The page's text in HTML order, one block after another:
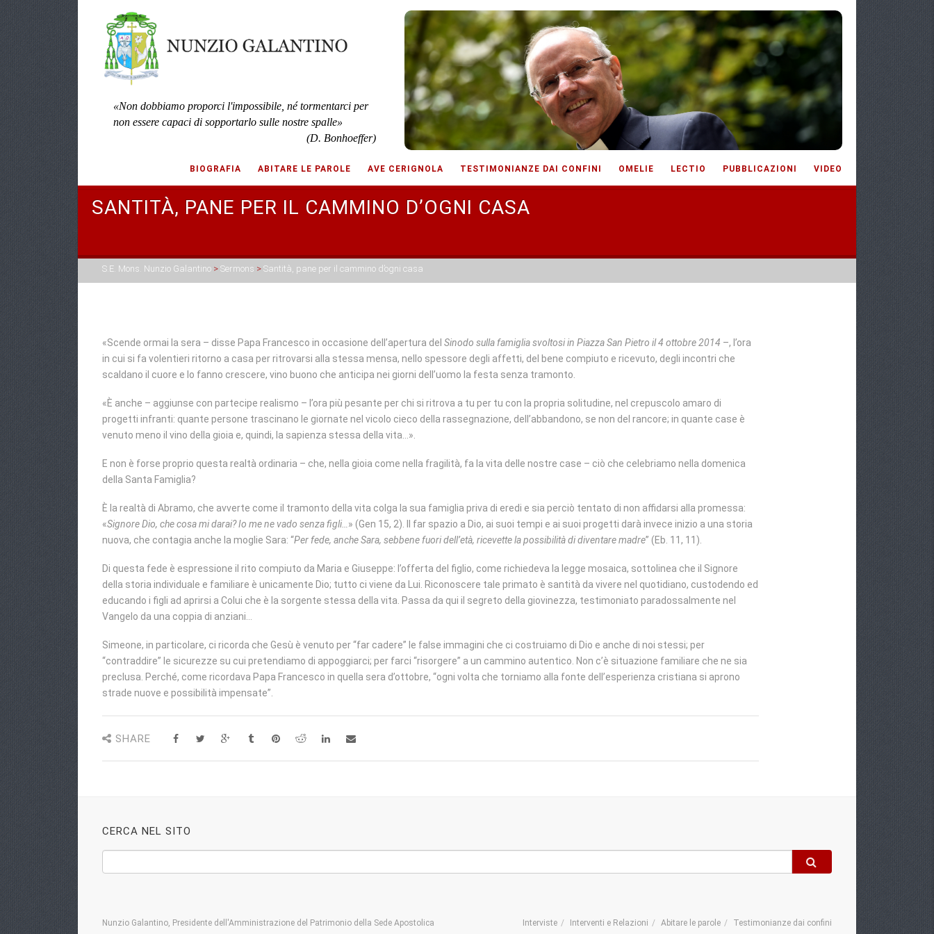
«Non dobbiamo proporci l'impossibile, né tormentarci per
non essere capaci di sopportarlo sulle nostre spalle»
(D. Bonhoeffer)
BIOGRAFIA ABITARE LE PAROLE AVE CERIGNOLA TESTIMONIANZE DAI CONFINI OMELIE LECTIO PUBBLICAZIONI VIDEO
SANTITÀ, PANE PER IL CAMMINO D’OGNI CASA
S.E. Mons. Nunzio Galantino > Sermons > Santità, pane per il cammino d’ogni casa
«Scende ormai la sera – disse Papa Francesco in occasione dell’apertura del Sinodo sulla famiglia svoltosi in Piazza San Pietro il 4 ottobre 2014 –, l’ora
in cui si fa volentieri ritorno a casa per ritrovarsi alla stessa mensa, nello spessore degli affetti, del bene compiuto e ricevuto, degli incontri che
scaldano il cuore e lo fanno crescere, vino buono che anticipa nei giorni dell’uomo la festa senza tramonto.
«È anche – aggiunse con partecipe realismo – l’ora più pesante per chi si ritrova a tu per tu con la propria solitudine, nel crepuscolo amaro di
progetti infranti: quante persone trascinano le giornate nel vicolo cieco della rassegnazione, dell’abbandono, se non del rancore; in quante case è
venuto meno il vino della gioia e, quindi, la sapienza stessa della vita…».
E non è forse proprio questa realtà ordinaria – che, nella gioia come nella fragilità, fa la vita delle nostre case – ciò che celebriamo nella domenica
della Santa Famiglia?
È la realtà di Abramo, che avverte come il tramonto della vita colga la sua famiglia priva di eredi e sia perciò tentato di non affidarsi alla promessa:
«Signore Dio, che cosa mi darai? Io me ne vado senza figli… » (Gen 15, 2). Il far spazio a Dio, ai suoi tempi e ai suoi progetti darà invece inizio a una storia
nuova, che contagia anche la moglie Sara: “Per fede, anche Sara, sebbene fuori dell’età, ricevette la possibilità di diventare madre” (Eb. 11, 11).
Di questa fede è espressione il rito compiuto da Maria e Giuseppe: l’offerta del figlio, come richiedeva la legge mosaica, sottolinea che il Signore
della storia individuale e familiare è unicamente Dio; tutto ci viene da Lui. Riconoscere tale primato è santità da vivere nel quotidiano, custodendo ed
educando i figli ad aprirsi a Colui che è la sorgente stessa della vita. Passa da qui il segreto della giovinezza, testimoniato paradossalmente nel
Vangelo da una coppia di anziani…
Simeone, in particolare, ci ricorda che Gesù è venuto per “far cadere” le false immagini che ci costruiamo di Dio e anche di noi stessi; per
“contraddire” le sicurezze su cui pretendiamo di appoggiarci; per farci “risorgere” a un cammino autentico. Non c’è situazione familiare che ne sia
preclusa. Perché, come ricordava Papa Francesco in quella sera d’ottobre, “ogni volta che torniamo alla fonte dell’esperienza cristiana si aprono
strade nuove e possibilità impensate”.
SHARE
CERCA NEL SITO
Nunzio Galantino, Presidente dell'Amministrazione del Patrimonio della Sede Apostolica Interviste Interventi e Relazioni Abitare le parole Testimonianze dai confini